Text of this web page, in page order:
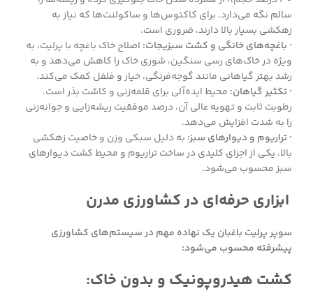
سالم نگه می‌دارد. برای کاکتوس‌ها و ساکولنت‌ها که نیاز به
زهکشی بسیار بالا دارند، ضروری است.
· باغچه‌های خانگی و کشت سبزیجات: اصلاح خاک باغچه با پرلیت، به
ویژه در خاک‌های رسی سنگین، شوری خاک را کاهش می‌دهد و به
رشد بهتر گیاهانی مانند گوجه‌فرنگی، خیار و فلفل کمک می‌کند.
· تکثیر گیاهان: محیط ایده‌آلی برای قلمه‌زنی و کاشت بذر است.
رطوبت ثابت و تهویه عالی آن، درصد موفقیت ریشه‌زایی و جوانه‌زنی
را به شدت افزایش می‌دهد.
· تراریوم و دیوارهای سبز: به دلیل سبکی وزن و خاصیت زهکشی
بالا، یکی از اجزای کلیدی در ساخت تراریوم و محیط کشت دیوارهای
سبز محسوب می‌شود.
ابزاری حرفه‌ای در کشاورزی مدرن
سوپر پرلیت باغبان یک نهاده مهم در سیستم‌های کشاورزی
پیشرفته محسوب می‌شود:
کشت هیدروپونیک و بدون خاک: